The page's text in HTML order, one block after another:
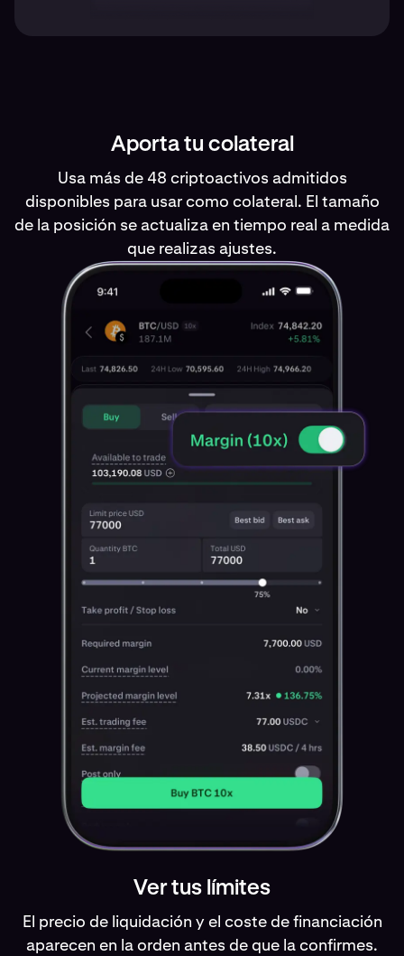
Aporta tu colateral
Usa más de 48 criptoactivos admitidos
disponibles para usar como colateral. El tamaño
de la posición se actualiza en tiempo real a medida
que realizas ajustes.
Ver tus límites
El precio de liquidación y el coste de financiación
aparecen en la orden antes de que la confirmes.